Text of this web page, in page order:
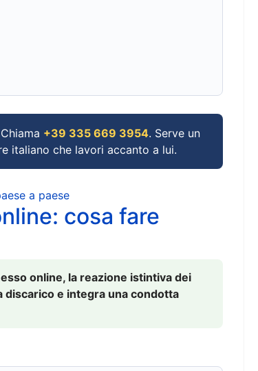
Chiama +39 335 669 3954. Serve un
italiano che lavori accanto a lui.
a paese
cosa fare
online, la reazione istintiva dei
e integra una condotta